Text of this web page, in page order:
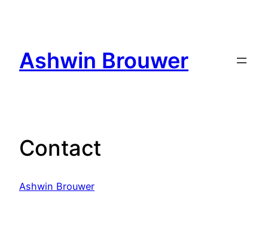
inhoud
Ashwin Brouwer
Contact
Ashwin Brouwer